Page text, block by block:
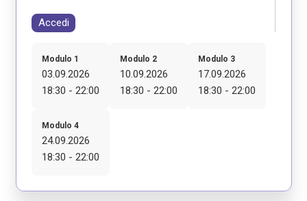
Accedi
Modulo 1
03.09.2026
18:30 - 22:00
Modulo 2
10.09.2026
18:30 - 22:00
Modulo 3
17.09.2026
18:30 - 22:00
Modulo 4
24.09.2026
18:30 - 22:00